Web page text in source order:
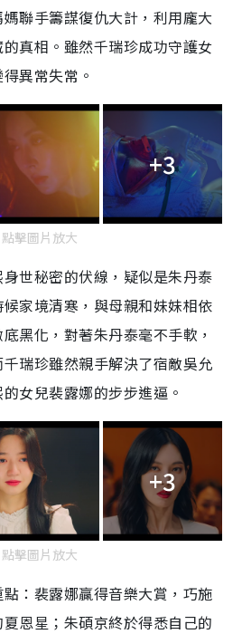
聯手籌謀復仇大計，利用龐大
真相。雖然千瑞珍成功守護女
異常失常。
+3
點擊圖片放大
世秘密的伏線，疑似是朱丹泰
家境清寒，與母親和妹妹相依
黑化，對著朱丹泰毫不手軟，
瑞珍雖然親手解決了宿敵吳允
女兒裴露娜的步步進逼。
+3
點擊圖片放大
：裴露娜贏得音樂大賞，巧施
恩星；朱碩京終於得悉自己的